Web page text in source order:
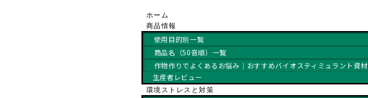
ホーム
商品情報
使用目的別一覧
商品名（50音順）一覧
作物作りでよくあるお悩み｜おすすめバイオスティミュラント資材
生産者レビュー
環境ストレスと対策